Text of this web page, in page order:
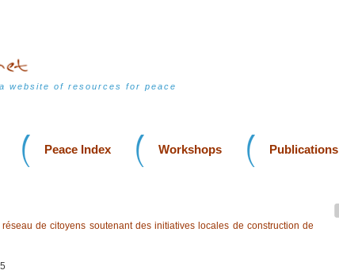
a website of resources for peace
Peace Index Workshops Publications
réseau de citoyens soutenant des initiatives locales de construction de